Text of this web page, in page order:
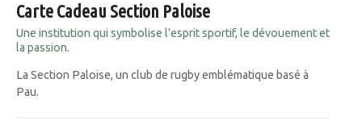
Carte Cadeau Section Paloise
Une institution qui symbolise l’esprit sportif, le dévouement et
la passion.
La Section Paloise, un club de rugby emblématique basé à
Pau.